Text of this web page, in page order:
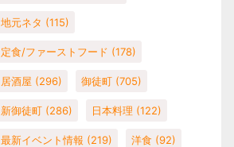
地元ネタ (115)
定食/ファーストフード (178)
居酒屋 (296) 御徒町 (705)
新御徒町 (286) 日本料理 (122)
最新イベント情報 (219) 洋食 (92)